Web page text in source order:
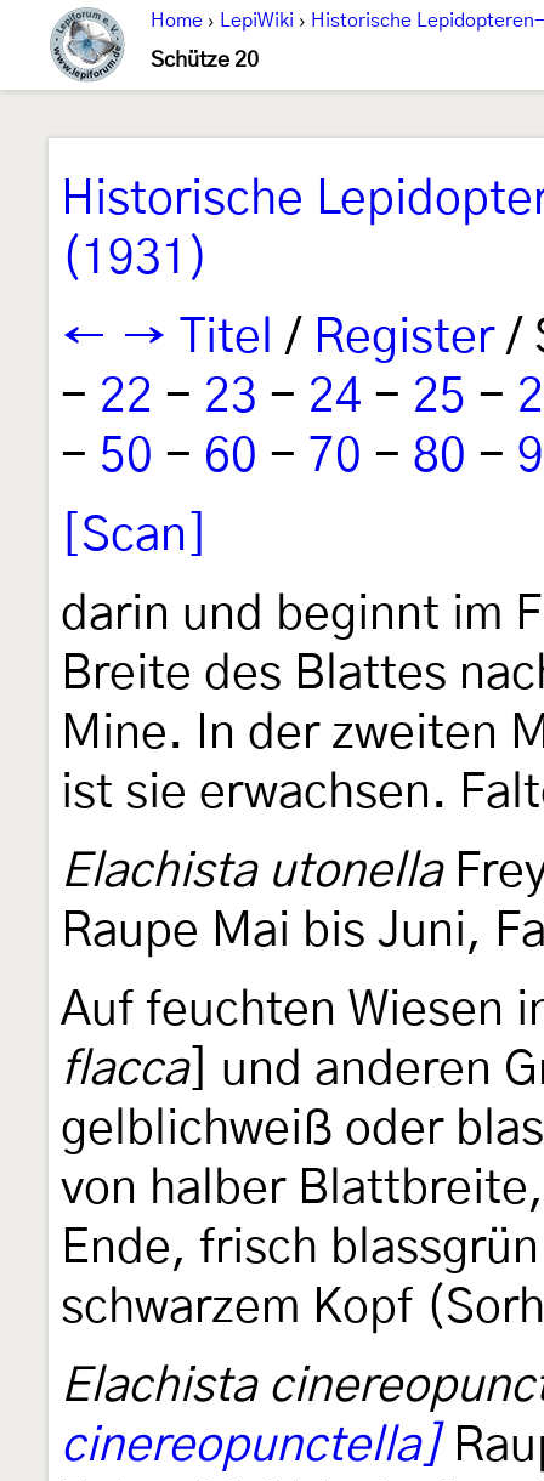
Home › LepiWiki › Historische
Schütze 20
Historische
(1931)
← → Titel / Register/
- 22 - 23 - 24 - 25 -
- 50 - 60 - 70 - 80 -
[Scan]
darin und beginnt im
Breite des Blattes
Mine. In der zweiten
ist sie erwachsen.
Elachista utonella
Raupe Mai bis Juni,
Auf feuchten Wiesen
flacca] und anderen
gelblichweiß oder
von halber
Ende, frisch
schwarzem Kopf
Elachista
cinereopunctella]